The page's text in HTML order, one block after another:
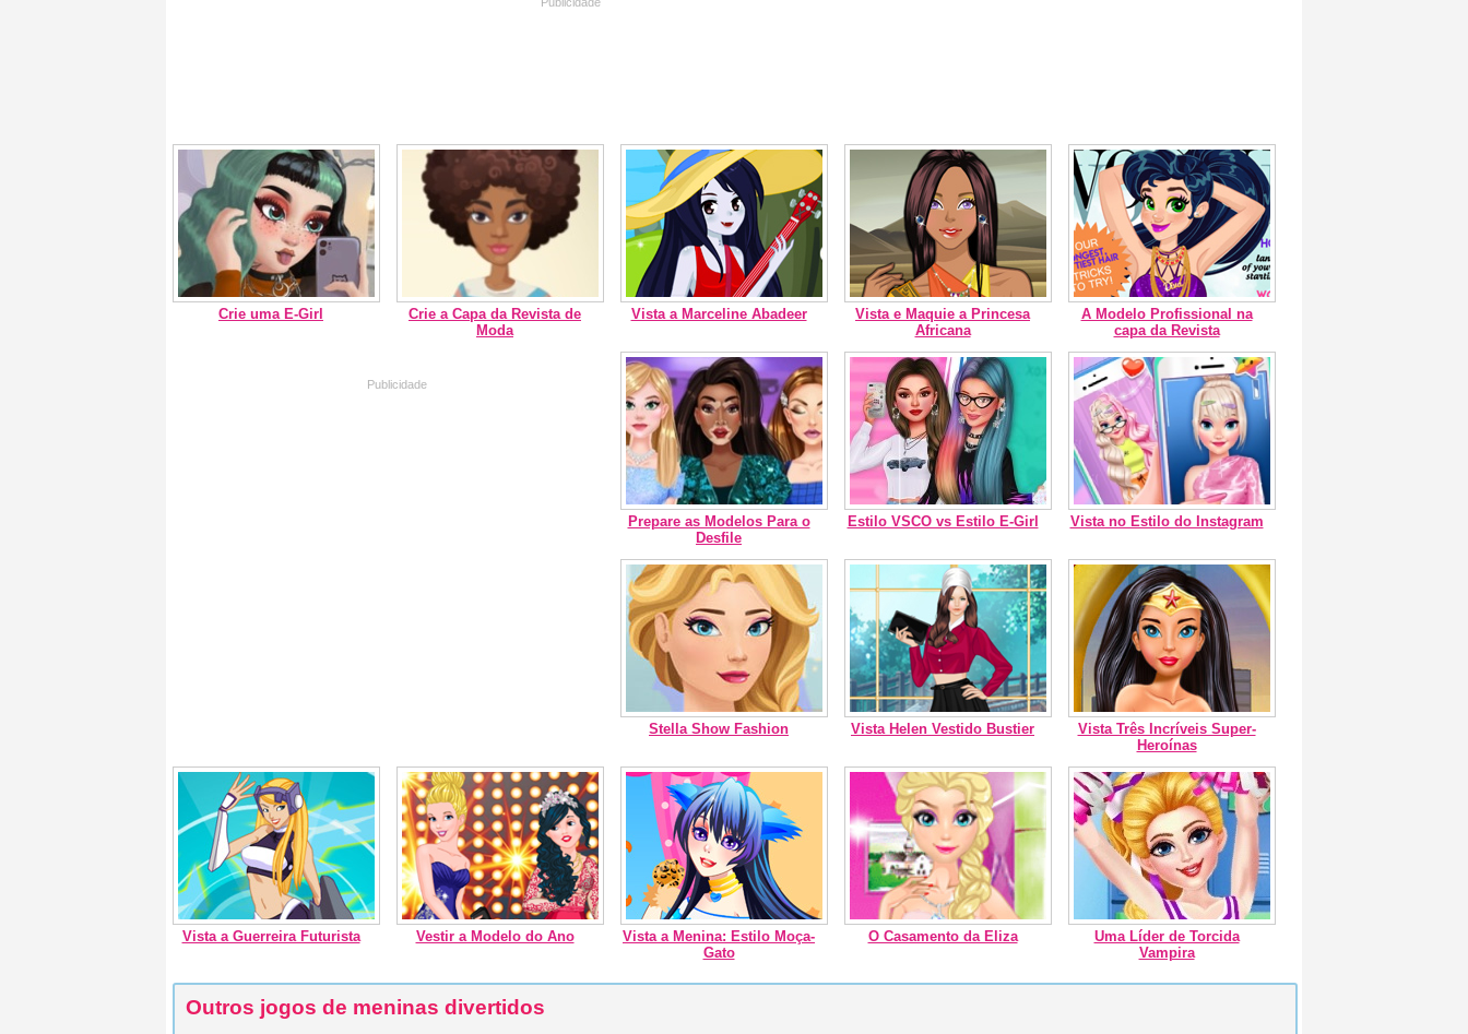
Crie uma E-Girl
Crie a Capa da Revista de
Moda
Vista a Marceline Abadeer
Vista e Maquie a Princesa
Africana
A Modelo Profissional na
capa da Revista
Prepare as Modelos Para o
Desfile
Estilo VSCO vs Estilo E-Girl Vista no Estilo do Instagram
Stella Show Fashion Vista Helen Vestido Bustier
Vista Três Incríveis Super-
Heroínas
Vista a Guerreira Futurista Vestir a Modelo do Ano
Vista a Menina: Estilo Moça-
Gato
O Casamento da Eliza
Uma Líder de Torcida
Vampira
Outros jogos de meninas divertidos